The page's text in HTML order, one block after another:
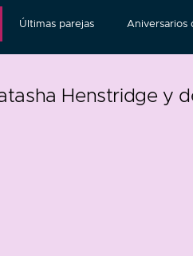
Últimas parejas Aniversarios
Henstridge y